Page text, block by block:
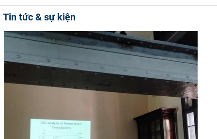
CƠ CẤU TỔ CHỨC
TUYỂN SINH
ĐÀO TẠO
ĐẢM BẢO CHẤT LƯỢNG
HTQT
Tin tức & sự kiện